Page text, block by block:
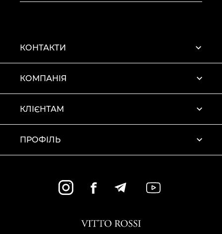
КОНТАКТИ
КОМПАНІЯ
КЛІЄНТАМ
ПРОФІЛЬ